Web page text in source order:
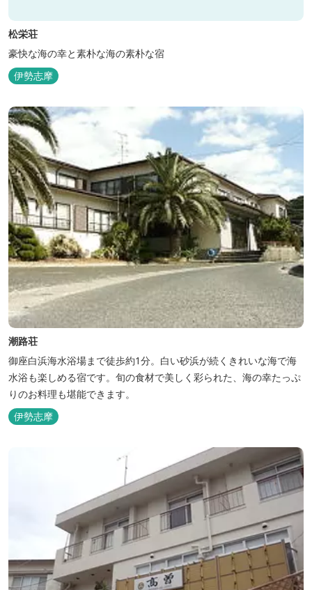
松栄荘
豪快な海の幸と素朴な海の素朴な宿
伊勢志摩
潮路荘
御座白浜海水浴場まで徒歩約1分。白い砂浜が続くきれいな海で海
水浴も楽しめる宿です。旬の食材で美しく彩られた、海の幸たっぷ
りのお料理も堪能できます。
伊勢志摩